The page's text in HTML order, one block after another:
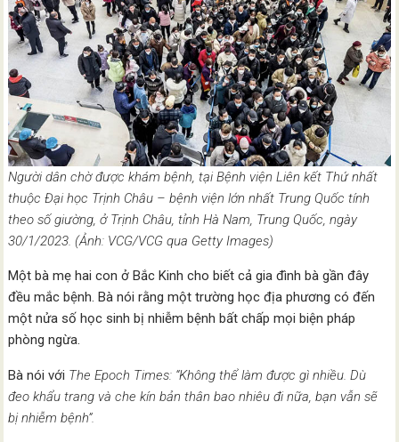
Người dân chờ được khám bệnh, tại Bệnh viện Liên kết Thứ nhất
thuộc Đại học Trịnh Châu – bệnh viện lớn nhất Trung Quốc tính
theo số giường, ở Trịnh Châu, tỉnh Hà Nam, Trung Quốc, ngày
30/1/2023. (Ảnh: VCG/VCG qua Getty Images)
Một bà mẹ hai con ở Bắc Kinh cho biết cả gia đình bà gần đây
đều mắc bệnh. Bà nói rằng một trường học địa phương có đến
một nửa số học sinh bị nhiễm bệnh bất chấp mọi biện pháp
phòng ngừa.
Bà nói với The Epoch Times: “Không thể làm được gì nhiều. Dù
đeo khẩu trang và che kín bản thân bao nhiêu đi nữa, bạn vẫn sẽ
bị nhiễm bệnh”.